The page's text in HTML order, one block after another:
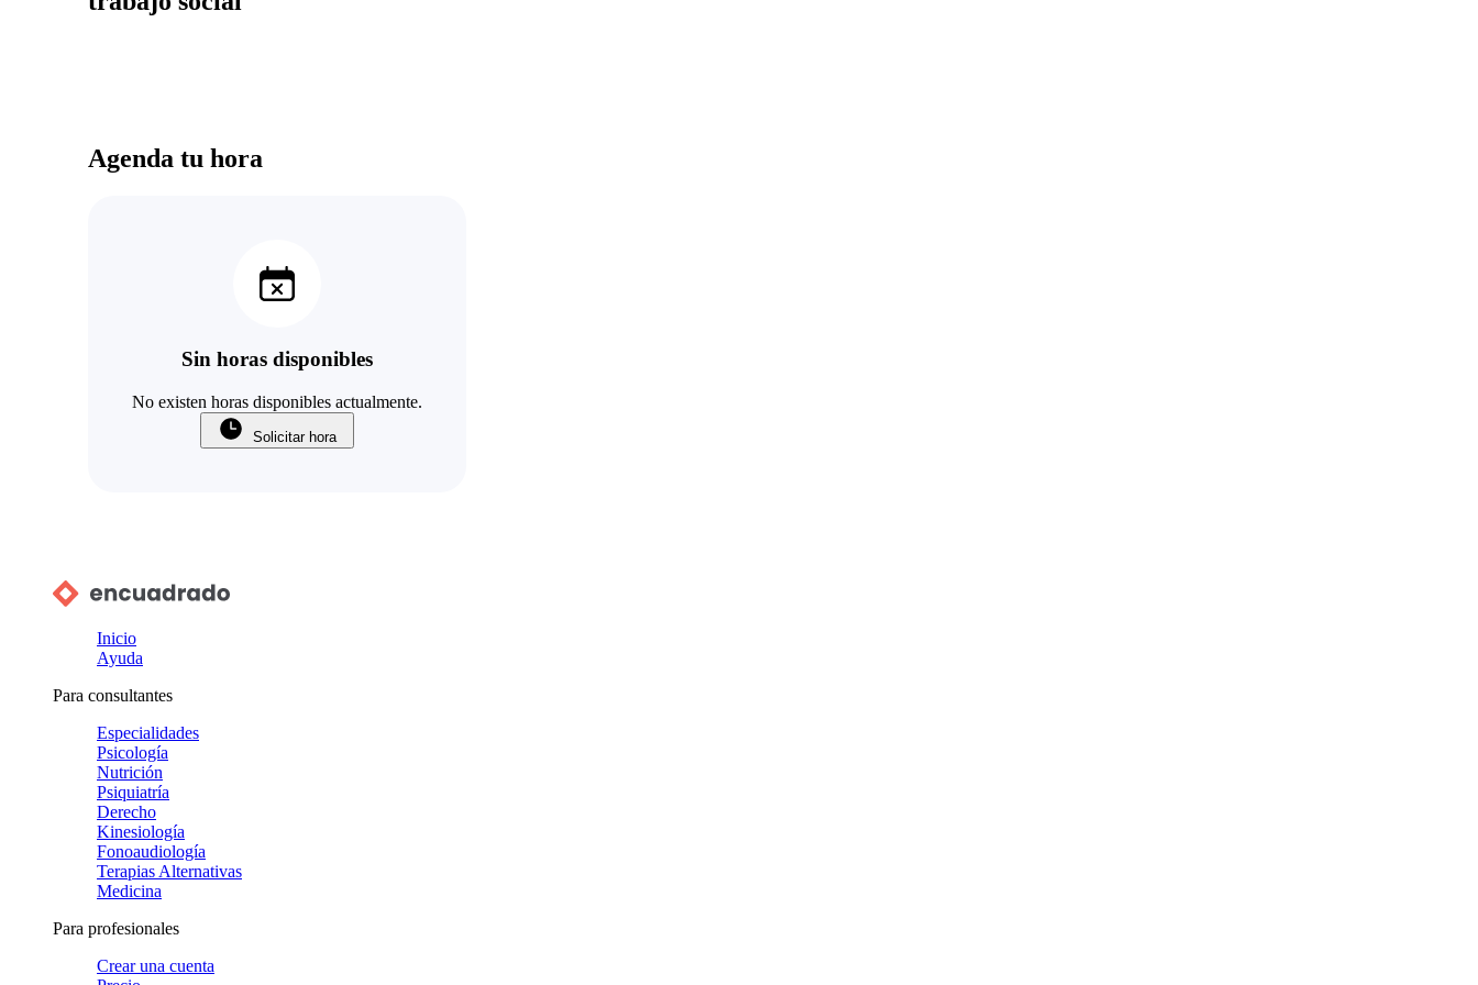
Agenda tu hora
Sin horas disponibles
No existen horas disponibles actualmente.
Solicitar hora
Inicio
Ayuda
Para consultantes
Especialidades
Psicología
Nutrición
Psiquiatría
Derecho
Kinesiología
Fonoaudiología
Terapias Alternativas
Medicina
Para profesionales
Crear una cuenta